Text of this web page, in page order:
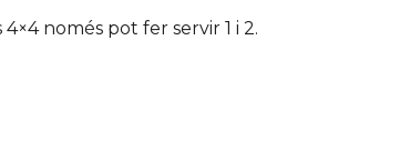
només pot fer servir 1 i 2.